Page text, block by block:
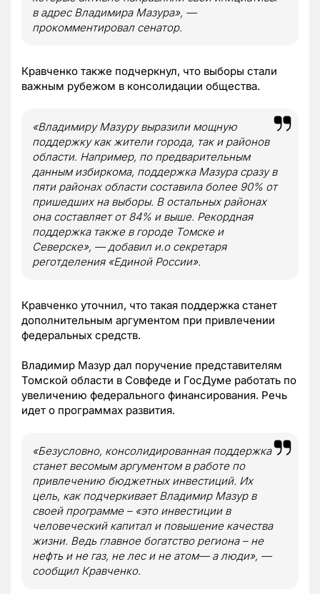
в адрес Владимира Мазура», —
прокомментировал сенатор.
Кравченко также подчеркнул, что выборы стали
важным рубежом в консолидации общества.
«Владимиру Мазуру выразили мощную
поддержку как жители города, так и районов
области. Например, по предварительным
данным избиркома, поддержка Мазура сразу в
пяти районах области составила более 90% от
пришедших на выборы. В остальных районах
она составляет от 84% и выше. Рекордная
поддержка также в городе Томске и
Северске», — добавил и.о секретаря
реготделения «Единой России».
Кравченко уточнил, что такая поддержка станет
дополнительным аргументом при привлечении
федеральных средств.
Владимир Мазур дал поручение представителям
Томской области в Совфеде и ГосДуме работать по
увеличению федерального финансирования. Речь
идет о программах развития.
«Безусловно, консолидированная поддержка
станет весомым аргументом в работе по
привлечению бюджетных инвестиций. Их
цель, как подчеркивает Владимир Мазур в
своей программе – «это инвестиции в
человеческий капитал и повышение качества
жизни. Ведь главное богатство региона – не
нефть и не газ, не лес и не атом— а люди», —
сообщил Кравченко.